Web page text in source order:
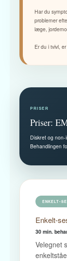
Har du
problemer
læge,
Er du i tvivl,
PRISER
Priser:
Diskret og
Behandlingen
ENKELT-
Enkelt-
30 min.
Velegnet